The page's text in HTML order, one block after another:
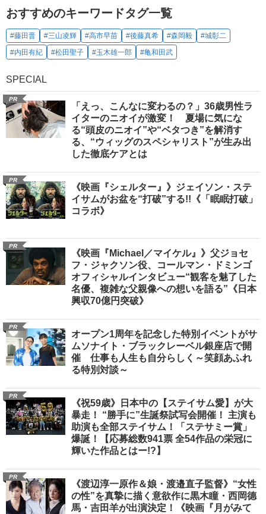
おすすめのキーワードタグ一覧
#藤田晋 #三山凌輝 #高市早苗 #後藤真希 #森岡毅
#城彰二
#内田有紀
#松田聖子 #玉木雄一郎 #亀和田武
SPECIAL
PR
「えっ、こんなに変わるの？」36歳男性ラ
イターのニオイが激変！ 夏場に気にな
る“頭皮のニオイ”や“ベタつき”を解消す
る、“ウィッグのスペシャリスト”が生み出
した徹底ケアとは
PR
《映画『シェルター』》ジェイソン・ステ
イサムがお盆を“打破”する!!《「眠眠打破」
コラボ》
PR
《映画『Michael／マイケル』》父ジョセ
フ・ジャクソン役、コールマン・ドミンゴ
オフィシャルインタビュー“観客を魅了した
名優、複雑な父親像への想いを語る”《日本
興収70億円突破》
PR
オープン1周年を記念した特別イベントがサ
ムソナイト・ブラックレーベル銀座店で開
催 仕事も人生も自分らしく～笑顔あふれ
る特別対談～
PR
《祝59歳》日本中の【ステイサム愛】が大
暴走！ “勝手に”生誕祭試写会開催！ 主演も
助演も全部ステイサム！「ステサミー賞」
爆誕！【応募総数941票 全54作品の栄冠に
輝いた作品とはー!?】
PR
《渡辺淳一原作＆娘・渡邉直子監督》“女性
の性”を真摯に描く意欲作に黒木瞳・西岡德
馬・吉田羊が出演決定！《映画『月がみて